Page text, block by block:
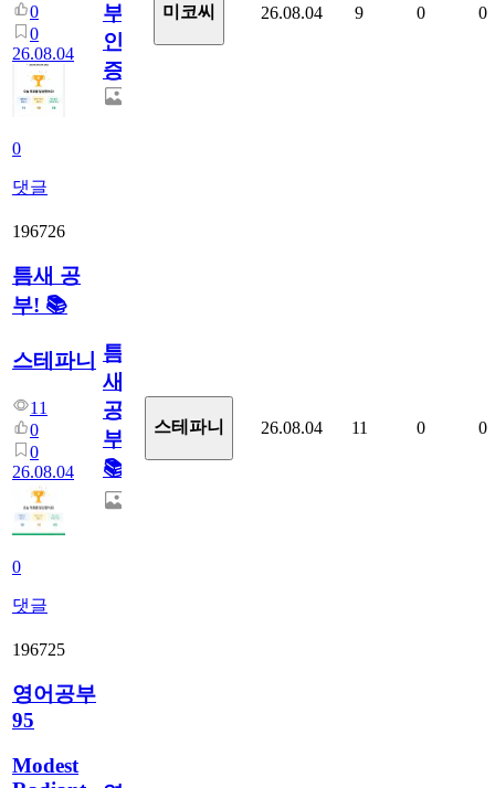
0
0
26.08.04
0
댓글
부
인
증
미코씨 26.08.04 9 0 0
196726
틈새 공
부! 📚
스테파니
11
0
0
26.08.04
0
댓글
틈
새
공
부!
📚
스테파니 26.08.04 11 0 0
196725
영어공부
95
Modest